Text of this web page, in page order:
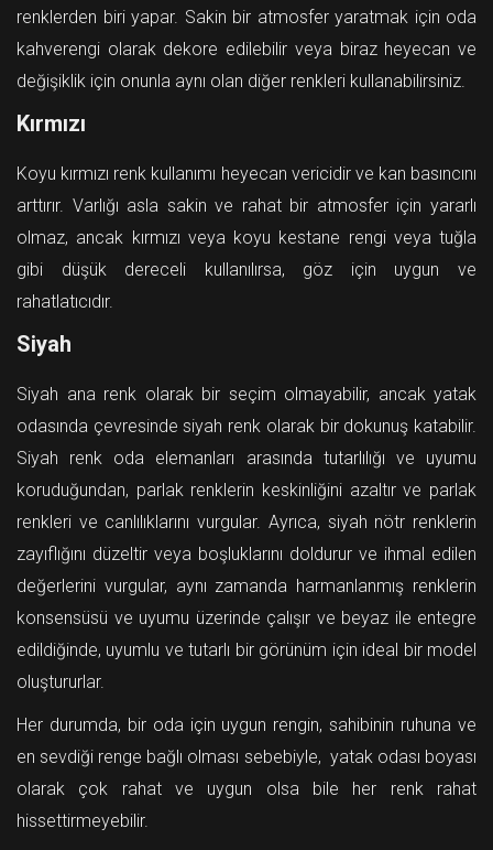
renklerden biri yapar. Sakin bir atmosfer yaratmak için oda
kahverengi olarak dekore edilebilir veya biraz heyecan ve
değişiklik için onunla aynı olan diğer renkleri kullanabilirsiniz.
Kırmızı
Koyu kırmızı renk kullanımı heyecan vericidir ve kan basıncını
arttırır. Varlığı asla sakin ve rahat bir atmosfer için yararlı
olmaz, ancak kırmızı veya koyu kestane rengi veya tuğla
gibi düşük dereceli kullanılırsa, göz için uygun ve
rahatlatıcıdır.
Siyah
Siyah ana renk olarak bir seçim olmayabilir, ancak yatak
odasında çevresinde siyah renk olarak bir dokunuş katabilir.
Siyah renk oda elemanları arasında tutarlılığı ve uyumu
koruduğundan, parlak renklerin keskinliğini azaltır ve parlak
renkleri ve canlılıklarını vurgular. Ayrıca, siyah nötr renklerin
zayıflığını düzeltir veya boşluklarını doldurur ve ihmal edilen
değerlerini vurgular, aynı zamanda harmanlanmış renklerin
konsensüsü ve uyumu üzerinde çalışır ve beyaz ile entegre
edildiğinde, uyumlu ve tutarlı bir görünüm için ideal bir model
oluştururlar.
Her durumda, bir oda için uygun rengin, sahibinin ruhuna ve
en sevdiği renge bağlı olması sebebiyle, yatak odası boyası
olarak çok rahat ve uygun olsa bile her renk rahat
hissettirmeyebilir.